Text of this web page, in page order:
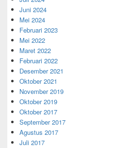
Juni 2024
Mei 2024
Februari 2023
Mei 2022
Maret 2022
Februari 2022
Desember 2021
Oktober 2021
November 2019
Oktober 2019
Oktober 2017
September 2017
Agustus 2017
Juli 2017